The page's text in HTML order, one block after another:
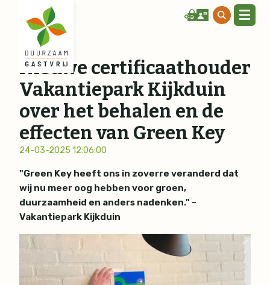
Nieuwe certificaathouder
Vakantiepark Kijkduin
over het behalen en de
effecten van Green Key
24-03-2025 12:06:00
"Green Key heeft ons in zoverre veranderd dat
wij nu meer oog hebben voor groen,
duurzaamheid en anders nadenken." -
Vakantiepark Kijkduin